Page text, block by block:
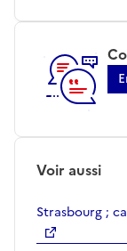
Voir aussi
Strasbourg ;